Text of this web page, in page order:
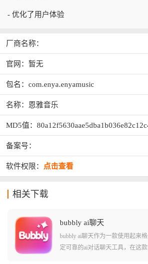
- 优化了用户体验
厂商名称：
官网：暂无
包名：com.enya.enyamusic
名称：恩雅音乐
MD5值：
备案号：
软件权限： 点击查看
相关下载
bubbly ai聊天
bubbly ai聊天作为一款使用起来
定可靠的ai对话聊天工具，在这